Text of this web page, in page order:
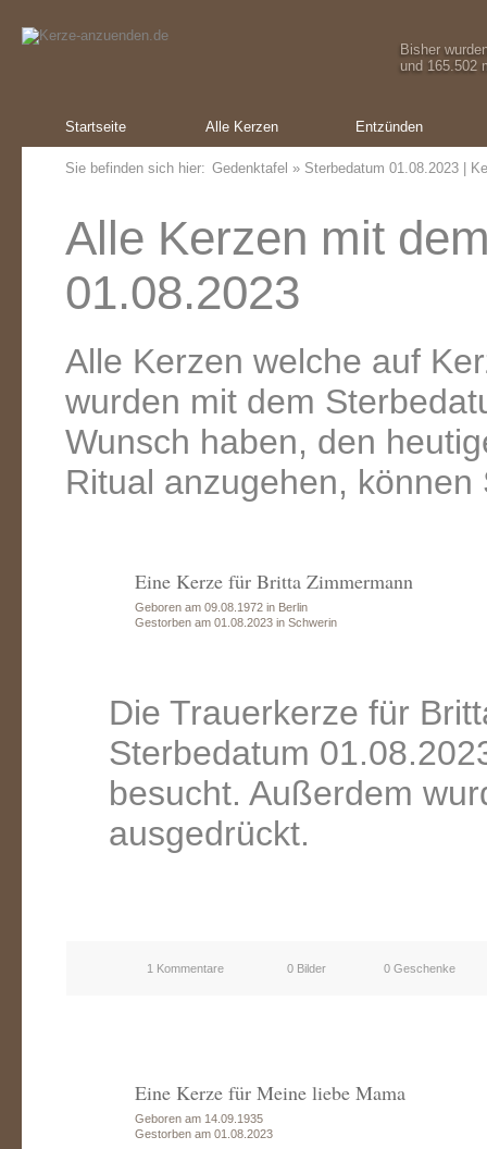
Bisher
und 165.502
Startseite Alle Kerzen Entzünden
Sie befinden sich hier: Gedenktafel » Sterbedatum 01.08.2023 |
Alle Kerzen mit
01.08.2023
Alle Kerzen welche auf
wurden mit dem
Wunsch haben, den
Ritual anzugehen,
Eine Kerze für Britta Zimmermann
Geboren am 09.08.1972 in Berlin
Gestorben am 01.08.2023 in Schwerin
Die Trauerkerze für
Sterbedatum
besucht. Außerdem
ausgedrückt.
1 Kommentare 0 Bilder 0 Geschenke
Eine Kerze für Meine liebe Mama
Geboren am 14.09.1935
Gestorben am 01.08.2023